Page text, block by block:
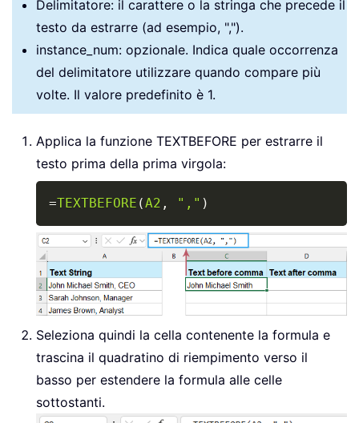
Delimitatore: il carattere o la stringa che precede il
testo da estrarre (ad esempio, ",").
instance_num: opzionale. Indica quale occorrenza
del delimitatore utilizzare quando compare più
volte. Il valore predefinito è 1.
Applica la funzione TEXTBEFORE per estrarre il
testo prima della prima virgola:
=TEXTBEFORE (A2 , "," )
Seleziona quindi la cella contenente la formula e
trascina il quadratino di riempimento verso il
basso per estendere la formula alle celle
sottostanti.